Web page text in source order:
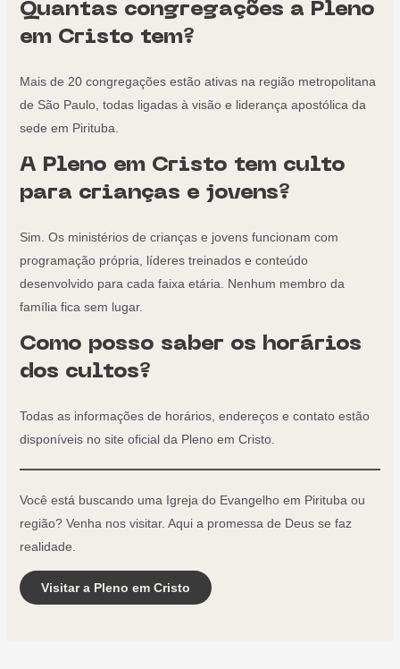
Quantas congregações a Pleno
em Cristo tem?
Mais de 20 congregações estão ativas na região metropolitana
de São Paulo, todas ligadas à visão e liderança apostólica da
sede em Pirituba.
A Pleno em Cristo tem culto
para crianças e jovens?
Sim. Os ministérios de crianças e jovens funcionam com
programação própria, líderes treinados e conteúdo
desenvolvido para cada faixa etária. Nenhum membro da
família fica sem lugar.
Como posso saber os horários
dos cultos?
Todas as informações de horários, endereços e contato estão
disponíveis no site oficial da Pleno em Cristo.
Você está buscando uma Igreja do Evangelho em Pirituba ou
região? Venha nos visitar. Aqui a promessa de Deus se faz
realidade.
Visitar a Pleno em Cristo